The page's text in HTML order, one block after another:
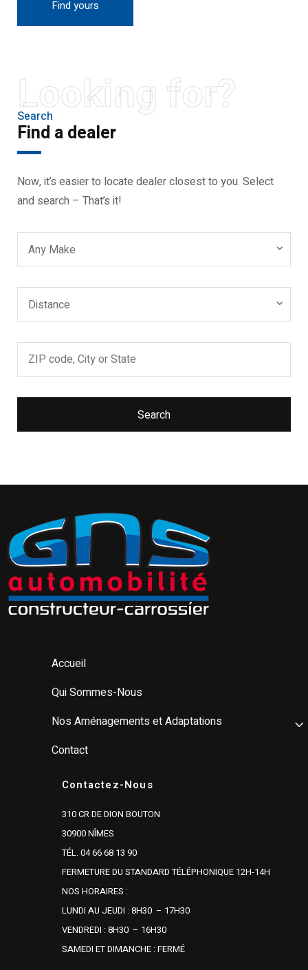
Find yours
Looking for?
Search
Find a dealer
Now, it’s easier to locate dealer closest to you. Select
and search – That’s it!
Any Make
Distance
Search
Accueil
Qui Sommes-Nous
Nos Aménagements et Adaptations
Contact
Contactez-Nous
310 CR DE DION BOUTON
30900 NÎMES
TÉL. 04 66 68 13 90
FERMETURE DU STANDARD TÉLÉPHONIQUE 12H-14H
NOS HORAIRES :
LUNDI AU JEUDI : 8H30 – 17H30
VENDREDI : 8H30 – 16H30
SAMEDI ET DIMANCHE : FERMÉ